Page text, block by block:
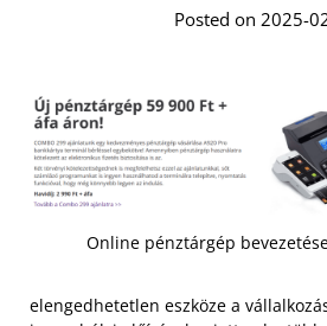
Posted on 2025-
Online pénztárgép
elengedhetetlen eszköze a